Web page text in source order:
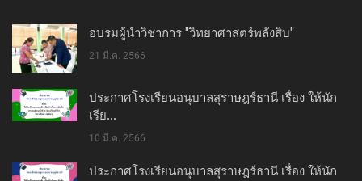
อบรมผู้นำวิชาการ "วิทยาศาสตร์พลังสิบ"
21 มี.ค. 2566
ประกาศโรงเรียนอนุบาลสุราษฎร์ธานี เรื่อง ให้นัก
เรีย...
10 มี.ค. 2566
ประกาศโรงเรียนอนุบาลสุราษฎร์ธานี เรื่อง ให้นัก